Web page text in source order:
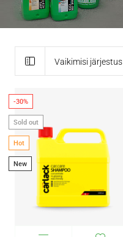
Vaikimisi järjestus
-30%
Sold out
Hot
New